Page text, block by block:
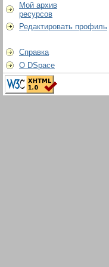
Мой архив
ресурсов
Редактировать профиль
Справка
О DSpace